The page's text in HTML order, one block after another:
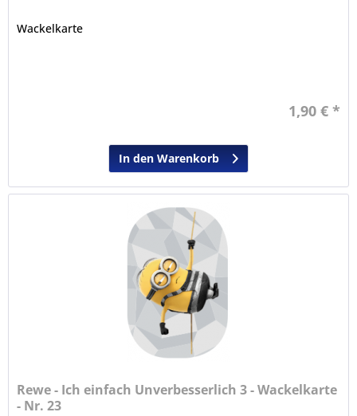
Wackelkarte
1,90 € *
In den Warenkorb
Rewe - Ich einfach Unverbesserlich 3 - Wackelkarte
- Nr. 23